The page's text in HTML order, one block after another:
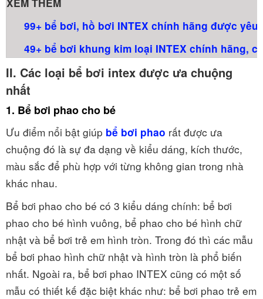
XEM THÊM
99+ bể bơi, hồ bơi INTEX chính hãng được yêu
49+ bể bơi khung kim loại INTEX chính hãng,
II. Các loại bể bơi intex được ưa chuộng
nhất
1. Bể bơi phao cho bé
Ưu điểm nổi bật giúp bể bơi phao rất được ưa
chuộng đó là sự đa dạng về kiểu dáng, kích thước,
màu sắc để phù hợp với từng không gian trong nhà
khác nhau.
Bể bơi phao cho bé có 3 kiểu dáng chính: bể bơi
phao cho bé hình vuông, bể phao cho bé hình chữ
nhật và bể bơi trẻ em hình tròn. Trong đó thì các mẫu
bể bơi phao hình chữ nhật và hình tròn là phổ biến
nhất. Ngoài ra, bể bơi phao INTEX cũng có một số
mẫu có thiết kế đặc biệt khác như: bể bơi phao trẻ em